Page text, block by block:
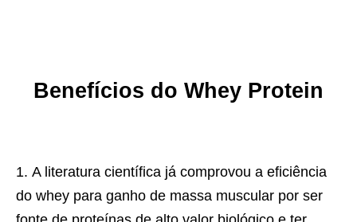
Benefícios do Whey Protein
A literatura científica já comprovou a eficiência
do whey para ganho de massa muscular por ser